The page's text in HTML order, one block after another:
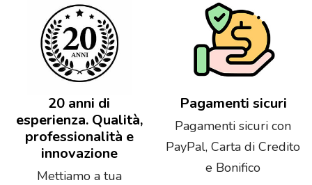
20 anni di
esperienza. Qualità,
professionalità e
innovazione
Mettiamo a tua
Pagamenti sicuri
Pagamenti sicuri con
PayPal, Carta di Credito
e Bonifico